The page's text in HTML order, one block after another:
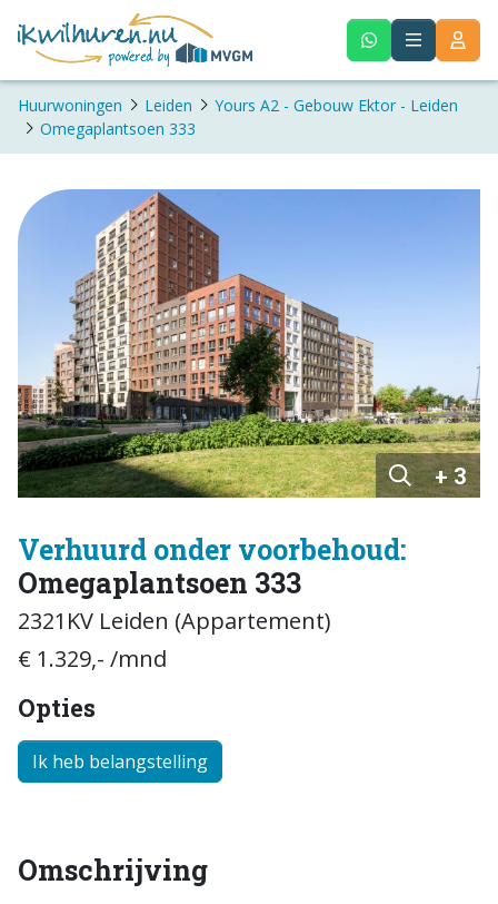
Huurwoningen Leiden
Yours A2 - Gebouw Ektor - Leiden
Omegaplantsoen 333
+ 3
Verhuurd onder voorbehoud:
Omegaplantsoen 333
2321KV Leiden (Appartement)
€ 1.329,- /mnd
Opties
Ik heb belangstelling
Omschrijving